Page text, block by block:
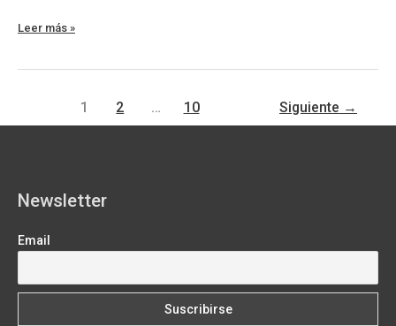
Índices
Leer más »
1 2 … 10 Siguiente →
Newsletter
Email